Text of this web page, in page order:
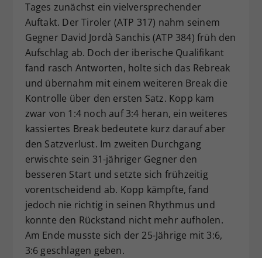
Tages zunächst ein vielversprechender
Auftakt. Der Tiroler (ATP 317) nahm seinem
Gegner David Jordà Sanchis (ATP 384) früh den
Aufschlag ab. Doch der iberische Qualifikant
fand rasch Antworten, holte sich das Rebreak
und übernahm mit einem weiteren Break die
Kontrolle über den ersten Satz. Kopp kam
zwar von 1:4 noch auf 3:4 heran, ein weiteres
kassiertes Break bedeutete kurz darauf aber
den Satzverlust. Im zweiten Durchgang
erwischte sein 31-jähriger Gegner den
besseren Start und setzte sich frühzeitig
vorentscheidend ab. Kopp kämpfte, fand
jedoch nie richtig in seinen Rhythmus und
konnte den Rückstand nicht mehr aufholen.
Am Ende musste sich der 25-Jährige mit 3:6,
3:6 geschlagen geben.